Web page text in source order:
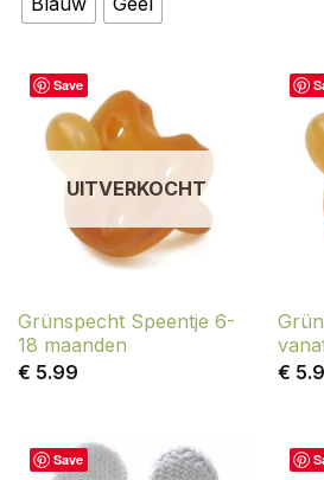
Save
UITVERKOCHT
Grünspecht Speentje 6-
18 maanden
€ 5.99
€
Save